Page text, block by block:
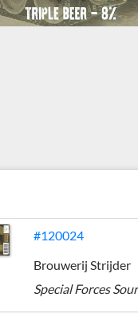
#120024
Brouwerij Strijder